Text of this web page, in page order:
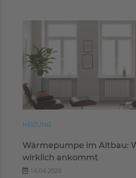
HEIZUNG
Wärmepumpe im Altbau:
wirklich ankommt
14.04.2026